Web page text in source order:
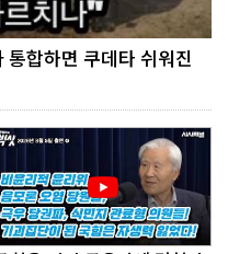
합하면 쿠데타 쉬워진